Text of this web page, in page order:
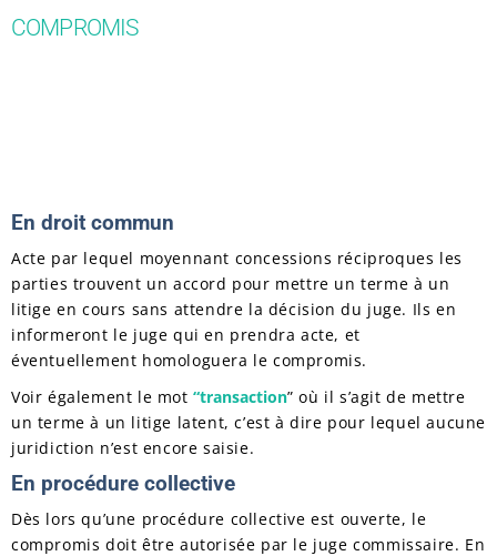
COMPROMIS
En droit commun
Acte par lequel moyennant concessions réciproques les
parties trouvent un accord pour mettre un terme à un
litige en cours sans attendre la décision du juge. Ils en
informeront le juge qui en prendra acte, et
éventuellement homologuera le compromis.
Voir également le mot“transaction” où il s’agit de mettre
un terme à un litige latent, c’est à dire pour lequel aucune
juridiction n’est encore saisie.
En procédure collective
Dès lors qu’une procédure collective est ouverte, le
compromis doit être autorisée par le juge commissaire. En